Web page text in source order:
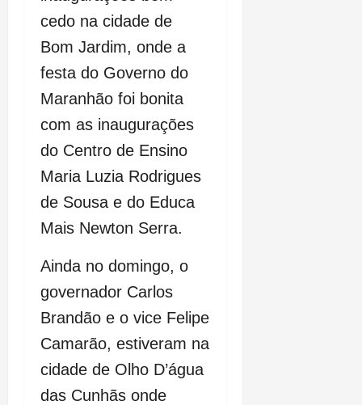
cedo na cidade de
Bom Jardim, onde a
festa do Governo do
Maranhão foi bonita
com as inaugurações
do Centro de Ensino
Maria Luzia Rodrigues
de Sousa e do Educa
Mais Newton Serra.
Ainda no domingo, o
governador Carlos
Brandão e o vice Felipe
Camarão, estiveram na
cidade de Olho D’água
das Cunhãs onde